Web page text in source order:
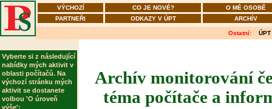
VÝCHOZÍ CO JE NOVÉ?
O MÉ OSOBĚ
PARTNEŘI
ODKAZY V ÚPT ARCHÍV
Ostatní: ÚPT
Vyberte si z následující
nabídky mých aktivit v
oblasti počítačů. Na
výchozí stránku mých
aktivit se dostanete
volbou 'O úroveň
výše':
Archív monitorování
téma počítače a